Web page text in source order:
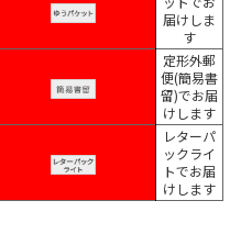
届けしま
す
定形外郵
便(簡易書
留)でお届
けします
レターパ
ックライ
トでお届
けします